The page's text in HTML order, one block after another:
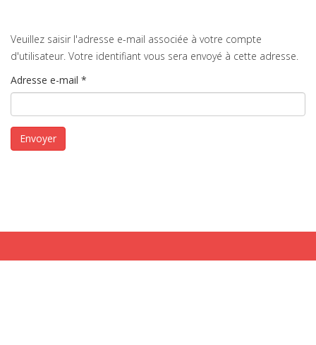
Veuillez saisir l'adresse e-mail associée à votre compte
d'utilisateur. Votre identifiant vous sera envoyé à cette adresse.
Adresse e-mail *
Envoyer